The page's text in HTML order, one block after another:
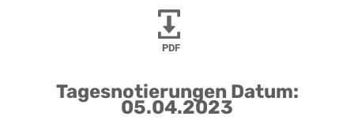
PDF
Tagesnotierungen Datum:
05.04.2023